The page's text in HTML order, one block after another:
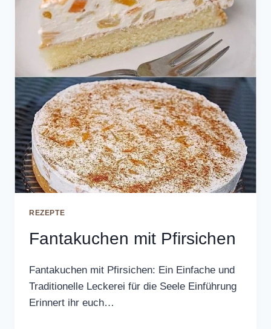
REZEPTE
Fantakuchen mit Pfirsichen
Fantakuchen mit Pfirsichen: Ein Einfache und
Traditionelle Leckerei für die Seele Einführung
Erinnert ihr euch…